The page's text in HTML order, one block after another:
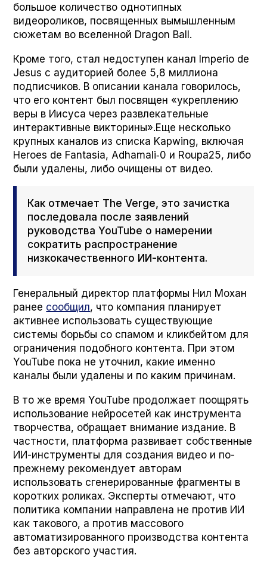
большое количество однотипных
видеороликов, посвященных вымышленным
сюжетам во вселенной Drag­on Ball.
Кроме того, стал недоступен канал Impe­rio de
Jesus с аудиторией более 5,8 миллиона
подписчиков. В описании канала говорилось,
что его контент был посвящен «укреплению
веры в Иисуса через развлекательные
интерактивные викторины».Еще несколько
крупных каналов из списка Kap­wing, включая
Heroes de Fan­ta­sia, Adhamali‑0 и Roupa25, либо
были удалены, либо очищены от видео.
Как отмечает The Verge, это зачистка
последовала после заявлений
руководства YouTube о намерении
сократить распространение
низкокачественного ИИ-контента.
Генеральный директор платформы Нил Мохан
ранее сообщил, что компания планирует
активнее использовать существующие
системы борьбы со спамом и кликбейтом для
ограничения подобного контента. При этом
YouTube пока не уточнил, какие именно
каналы были удалены и по каким причинам.
В то же время YouTube продолжает поощрять
использование нейросетей как инструмента
творчества, обращает внимание издание. В
частности, платформа развивает собственные
ИИ-инструменты для создания видео и по-
прежнему рекомендует авторам
использовать сгенерированные фрагменты в
коротких роликах. Эксперты отмечают, что
политика компании направлена не против ИИ
как такового, а против массового
автоматизированного производства контента
без авторского участия.